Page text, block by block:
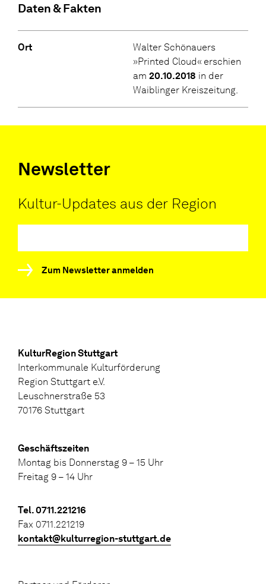
Daten & Fakten
Ort
Walter Schönauers
»Printed Cloud« erschien
am 20.10.2018 in der
Waiblinger Kreiszeitung.
Newsletter
Kultur-Updates aus der Region
Zum Newsletter anmelden
KulturRegion Stuttgart
Interkommunale Kulturförderung
Region Stuttgart e.V.
Leuschnerstraße 53
70176 Stuttgart
Geschäftszeiten
Montag bis Donnerstag 9 – 15 Uhr
Freitag 9 – 14 Uhr
Tel. 0711.221216
Fax 0711.221219
kontakt@kulturregion-stuttgart.de